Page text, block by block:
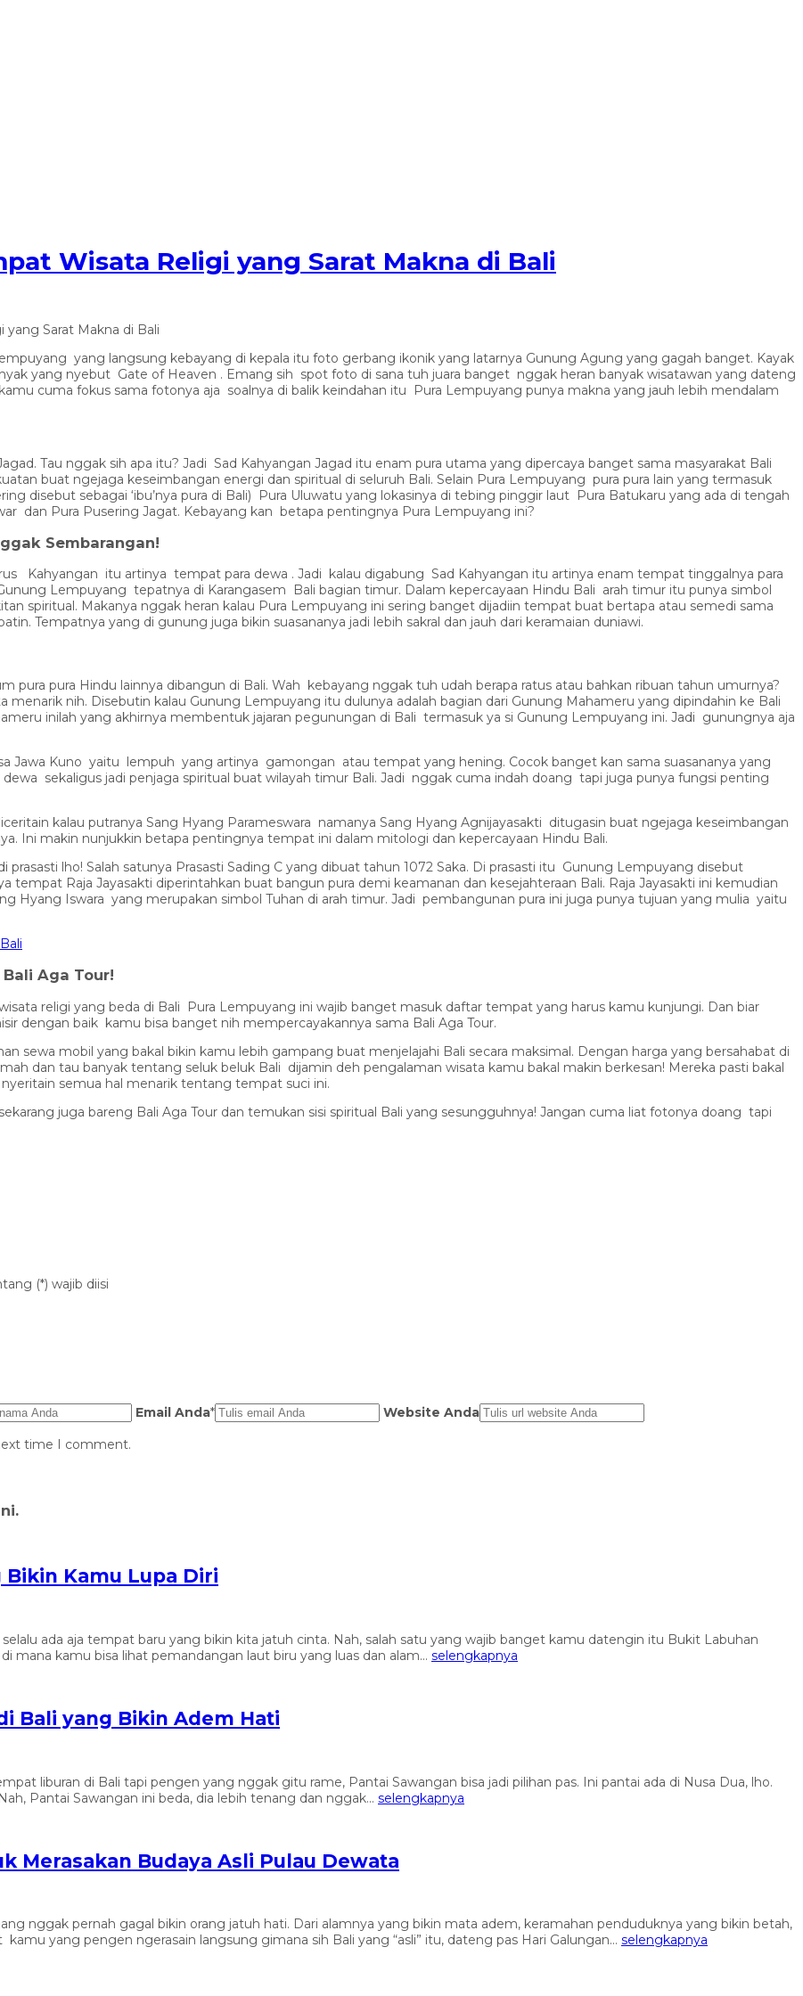
Wisata Religi yang Sarat Makna di Bali
Sarat Makna di Bali
yang langsung kebayang di kepala itu foto gerbang ikonik yang latarnya Gunung Agung yang gagah banget. Kayak
yang nyebut Gate of Heaven . Emang sih spot foto di sana tuh juara banget nggak heran banyak wisatawan yang dateng
cuma fokus sama fotonya aja soalnya di balik keindahan itu Pura Lempuyang punya makna yang jauh lebih mendalam
Tau nggak sih apa itu? Jadi Sad Kahyangan Jagad itu enam pura utama yang dipercaya banget sama masyarakat Bali
buat ngejaga keseimbangan energi dan spiritual di seluruh Bali. Selain Pura Lempuyang pura pura lain yang termasuk
disebut sebagai ‘ibu’nya pura di Bali) Pura Uluwatu yang lokasinya di tebing pinggir laut Pura Batukaru yang ada di tengah
dan Pura Pusering Jagat. Kebayang kan betapa pentingnya Pura Lempuyang ini?
Sembarangan!
Kahyangan itu artinya tempat para dewa . Jadi kalau digabung Sad Kahyangan itu artinya enam tempat tinggalnya para
Lempuyang tepatnya di Karangasem Bali bagian timur. Dalam kepercayaan Hindu Bali arah timur itu punya simbol
spiritual. Makanya nggak heran kalau Pura Lempuyang ini sering banget dijadiin tempat buat bertapa atau semedi sama
Tempatnya yang di gunung juga bikin suasananya jadi lebih sakral dan jauh dari keramaian duniawi.
pura pura Hindu lainnya dibangun di Bali. Wah kebayang nggak tuh udah berapa ratus atau bahkan ribuan tahun umurnya?
menarik nih. Disebutin kalau Gunung Lempuyang itu dulunya adalah bagian dari Gunung Mahameru yang dipindahin ke Bali
inilah yang akhirnya membentuk jajaran pegunungan di Bali termasuk ya si Gunung Lempuyang ini. Jadi gunungnya aja
Jawa Kuno yaitu lempuh yang artinya gamongan atau tempat yang hening. Cocok banget kan sama suasananya yang
dewa sekaligus jadi penjaga spiritual buat wilayah timur Bali. Jadi nggak cuma indah doang tapi juga punya fungsi penting
kalau putranya Sang Hyang Parameswara namanya Sang Hyang Agnijayasakti ditugasin buat ngejaga keseimbangan
Ini makin nunjukkin betapa pentingnya tempat ini dalam mitologi dan kepercayaan Hindu Bali.
lho! Salah satunya Prasasti Sading C yang dibuat tahun 1072 Saka. Di prasasti itu Gunung Lempuyang disebut
Raja Jayasakti diperintahkan buat bangun pura demi keamanan dan kesejahteraan Bali. Raja Jayasakti ini kemudian
Hyang Iswara yang merupakan simbol Tuhan di arah timur. Jadi pembangunan pura ini juga punya tujuan yang mulia yaitu
Aga Tour!
religi yang beda di Bali Pura Lempuyang ini wajib banget masuk daftar tempat yang harus kamu kunjungi. Dan biar
dengan baik kamu bisa banget nih mempercayakannya sama Bali Aga Tour.
sewa mobil yang bakal bikin kamu lebih gampang buat menjelajahi Bali secara maksimal. Dengan harga yang bersahabat di
dan tau banyak tentang seluk beluk Bali dijamin deh pengalaman wisata kamu bakal makin berkesan! Mereka pasti bakal
semua hal menarik tentang tempat suci ini.
juga bareng Bali Aga Tour dan temukan sisi spiritual Bali yang sesungguhnya! Jangan cuma liat fotonya doang tapi
(*) wajib diisi
Email Anda*
Website Anda
time I comment.
Kamu Lupa Diri
ada aja tempat baru yang bikin kita jatuh cinta. Nah, salah satu yang wajib banget kamu datengin itu Bukit Labuhan
mana kamu bisa lihat pemandangan laut biru yang luas dan alam... selengkapnya
Bali yang Bikin Adem Hati
liburan di Bali tapi pengen yang nggak gitu rame, Pantai Sawangan bisa jadi pilihan pas. Ini pantai ada di Nusa Dua, lho.
Pantai Sawangan ini beda, dia lebih tenang dan nggak... selengkapnya
Merasakan Budaya Asli Pulau Dewata
nggak pernah gagal bikin orang jatuh hati. Dari alamnya yang bikin mata adem, keramahan penduduknya yang bikin betah,
yang pengen ngerasain langsung gimana sih Bali yang “asli” itu, dateng pas Hari Galungan... selengkapnya